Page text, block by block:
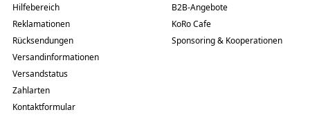
Hilfebereich
Reklamationen
Rücksendungen
Versandinformationen
Versandstatus
Zahlarten
Kontaktformular
B2B-Angebote
KoRo Cafe
Sponsoring & Kooperationen